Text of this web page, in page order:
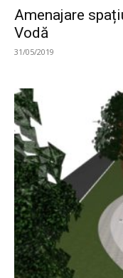
Amenajare
Vodă
31/05/2019